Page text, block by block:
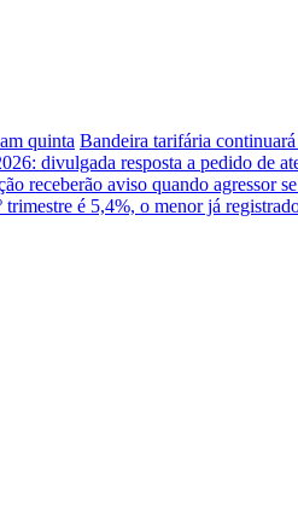
quinta Bandeira tarifária
divulgada resposta a pedido de
receberão aviso quando agressor
trimestre é 5,4%, o menor já